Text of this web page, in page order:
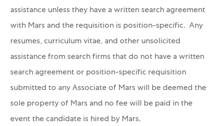
assistance unless they have a written search agreement
with Mars and the requisition is position-specific. Any
resumes, curriculum vitae, and other unsolicited
assistance from search firms that do not have a written
search agreement or position-specific requisition
submitted to any Associate of Mars will be deemed the
sole property of Mars and no fee will be paid in the
event the candidate is hired by Mars.